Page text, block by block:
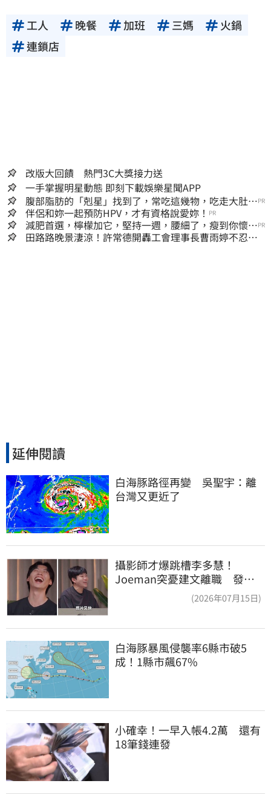
工人 晚餐 加班 三媽
火鍋
連鎖店
改版大回饋 熱門3C大獎接力送
一手掌握明星動態 即刻下載娛樂星聞APP
腹部脂肪的「剋星」找到了，常吃這幾物，吃走大肚
囊，瘦出小蠻腰
PR
伴侶和妳一起預防HPV，才有資格說愛妳！ PR
減肥首選，檸檬加它，堅持一週，腰細了，瘦到你懷疑
人生
PR
田路路晚景淒涼！許常德開轟工會理事長曹雨婷不忍
延伸閱讀
白海豚路徑再變　吳聖宇：離
台灣又更近了
攝影師才爆跳槽李多慧！
Joeman突憂建文離職 發聲
「其實我很清楚」(2026年07月15日)
白海豚暴風侵襲率6縣市破5
成！1縣市飆67%
小確幸！一早入帳4.2萬　還有
18筆錢連發